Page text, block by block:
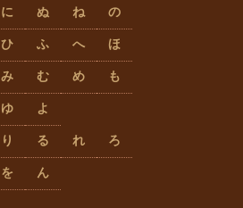
に ぬ ね の
ひ ふ へ ほ
み む め も
ゆ よ
り る れ ろ
を ん